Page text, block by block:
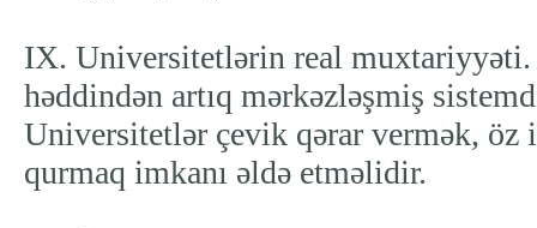
IX. Universitetlərin real muxtariyyəti.
həddindən artıq mərkəzləşmiş
Universitetlər çevik qərar vermək, öz
qurmaq imkanı əldə etməlidir.